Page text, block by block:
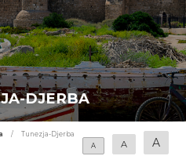
DJERBA
/
Tunezja-Djerba
A
A A